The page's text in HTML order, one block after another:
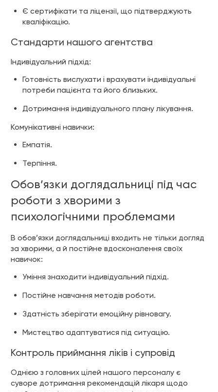
Є сертифікати та ліцензії, що підтверджують
кваліфікацію.
Стандарти нашого агентства
Індивідуальний підхід:
Готовність вислухати і врахувати індивідуальні
потреби пацієнта та його близьких.
Дотримання індивідуального плану лікування.
Комунікативні навички:
Емпатія.
Терпіння.
Обов’язки доглядальниці під час
роботи з хворими з
психологічними проблемами
В обов’язки доглядальниці входить не тільки догляд
за хворими, а й постійне вдосконалення своїх
навичок:
Уміння знаходити індивідуальний підхід.
Постійне навчання методів роботи.
Здатність зберігати емоційну рівновагу.
Мистецтво адаптуватися під ситуацію.
Контроль приймання ліків і супровід
Однією з головних цілей нашого персоналу є
суворе дотримання рекомендацій лікаря щодо